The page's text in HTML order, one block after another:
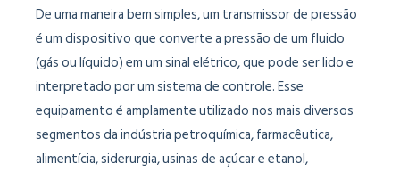
De uma maneira bem simples, um transmissor de pressão
é um dispositivo que converte a pressão de um fluido
(gás ou líquido) em um sinal elétrico, que pode ser lido e
interpretado por um sistema de controle. Esse
equipamento é amplamente utilizado nos mais diversos
segmentos da indústria petroquímica, farmacêutica,
alimentícia, siderurgia, usinas de açúcar e etanol,